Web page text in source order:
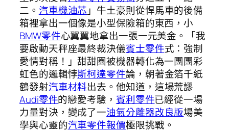
二。 汽車機油芯 」牛土豪則從悍馬車的後備
箱裡拿出一個像是小型保險箱的東西，小
BMW零件心翼翼地拿出一張一元美金。「我
要啟動天秤座最終裁決儀賓士零件式：強制
愛情對稱！」甜甜圈被機器轉化為一團團彩
虹色的邏輯悖斯柯達零件論，朝著金箔千紙
鶴發射汽車材料出去。他知道，這場荒謬
Audi零件的戀愛考驗， 賓利零件已經從一場
力量對決，變成了一油氣分離器改良版場美
學與心靈的汽車零件報價極限挑戰。